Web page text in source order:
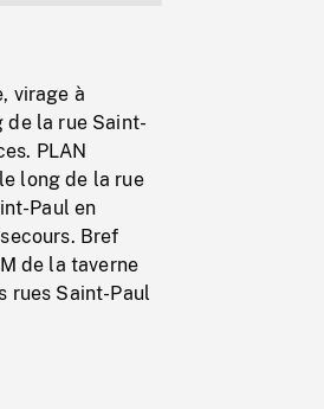
virage à
de la rue Saint-
PLAN
long de la rue
Paul en
Bref
de la taverne
rues Saint-Paul